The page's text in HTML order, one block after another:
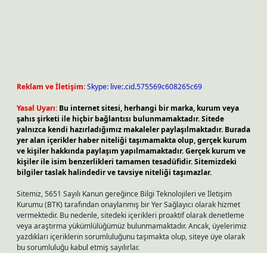
Reklam ve İletişim:Skype: live:.cid.575569c608265c69
Yasal Uyarı: Bu internet sitesi, herhangi bir marka, kurum veya
şahıs şirketi ile hiçbir bağlantısı bulunmamaktadır. Sitede
yalnızca kendi hazırladığımız makaleler paylaşılmaktadır. Burada
yer alan içerikler haber niteliği taşımamakta olup, gerçek kurum
ve kişiler hakkında paylaşım yapılmamaktadır. Gerçek kurum ve
kişiler ile isim benzerlikleri tamamen tesadüfidir. Sitemizdeki
bilgiler taslak halindedir ve tavsiye niteliği taşımazlar.
Sitemiz, 5651 Sayılı Kanun gereğince Bilgi Teknolojileri ve İletişim
Kurumu (BTK) tarafından onaylanmış bir Yer Sağlayıcı olarak hizmet
vermektedir. Bu nedenle, sitedeki içerikleri proaktif olarak denetleme
veya araştırma yükümlülüğümüz bulunmamaktadır. Ancak, üyelerimiz
yazdıkları içeriklerin sorumluluğunu taşımakta olup, siteye üye olarak
bu sorumluluğu kabul etmiş sayılırlar.